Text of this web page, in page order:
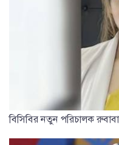
বিসিবির নতুন পরিচালক